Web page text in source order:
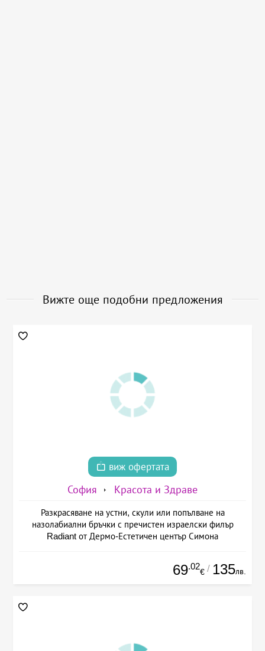
Вижте още подобни предложения
виж офертата
София Красота и Здраве
Разкрасяване на устни, скули или попълване на
назолабиални бръчки с пречистен израелски филър
Radiant от Дермо-Естетичен център Симона
69.02
€ / 135лв.